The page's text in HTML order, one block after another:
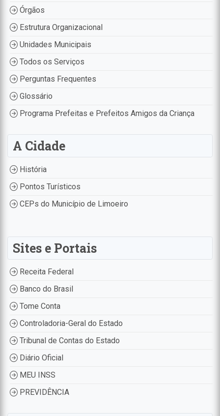
Órgãos
Estrutura Organizacional
Unidades Municipais
Todos os Serviços
Perguntas Frequentes
Glossário
Programa Prefeitas e Prefeitos Amigos da Criança
A Cidade
História
Pontos Turísticos
CEPs do Município de Limoeiro
Sites e Portais
Receita Federal
Banco do Brasil
Tome Conta
Controladoria-Geral do Estado
Tribunal de Contas do Estado
Diário Oficial
MEU INSS
PREVIDÊNCIA